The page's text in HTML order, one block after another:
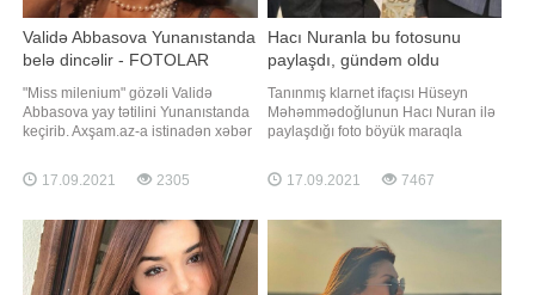
Validə Abbasova Yunanıstanda
belə dincəlir - FOTOLAR
"Miss milenium" gözəli Validə
Abbasova yay tətilini Yunanıstanda
keçirib. Axşam.az-a istinadən xəbər
fotolarını İnstaqramda izləyiciləri ilə
bölüşüb. Abbasovanın formada
çəkib. Onlar modelə bunla bağlı
suallar ünvanlayıblar
17.09.2021 2305
Hacı Nuranla bu fotosunu
paylaşdı, gündəm oldu
Tanınmış klarnet ifaçısı Hüseyn
Məhəmmədoğlunun Hacı Nuran ilə
paylaşdığı foto böyük maraqla
ki, o Hacı Nuranla foto çəkdirərkən
üzünü bağlayıb. Klarnet ifaçısı
Nuranın 4-cu dalğasi başlayıb
17.09.2021 7467